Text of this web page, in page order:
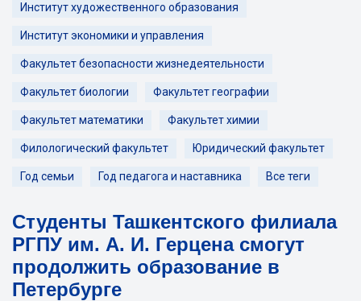
Институт художественного образования
Институт экономики и управления
Факультет безопасности жизнедеятельности
Факультет биологии Факультет географии
Факультет математики Факультет химии
Филологический факультет Юридический факультет
Год семьи Год педагога и наставника Все теги
Студенты Ташкентского филиала
РГПУ им. А. И. Герцена смогут
продолжить образование в
Петербурге